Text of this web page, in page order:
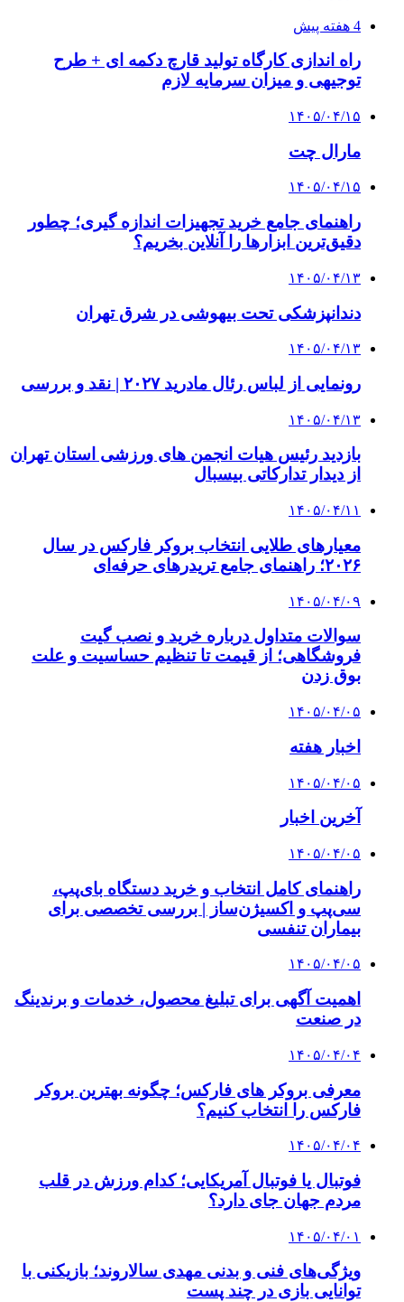
4 هفته پیش
راه اندازی کارگاه تولید قارچ دکمه ای + طرح
توجیهی و میزان سرمایه لازم
۱۴۰۵/۰۴/۱۵
مارال چت
۱۴۰۵/۰۴/۱۵
راهنمای جامع خرید تجهیزات اندازه گیری؛ چطور
دقیق‌ترین ابزارها را آنلاین بخریم؟
۱۴۰۵/۰۴/۱۳
دندانپزشکی تحت بیهوشی در شرق تهران
۱۴۰۵/۰۴/۱۳
رونمایی از لباس رئال مادرید ۲۰۲۷ | نقد و بررسی
۱۴۰۵/۰۴/۱۳
بازدید رئیس هیات انجمن های ورزشی استان تهران
از دیدار تدارکاتی بیسبال
۱۴۰۵/۰۴/۱۱
معیارهای طلایی انتخاب بروکر فارکس در سال
۲۰۲۶؛ راهنمای جامع تریدرهای حرفه‌ای
۱۴۰۵/۰۴/۰۹
سوالات متداول درباره خرید و نصب گیت
فروشگاهی؛ از قیمت تا تنظیم حساسیت و علت
بوق زدن
۱۴۰۵/۰۴/۰۵
اخبار هفته
۱۴۰۵/۰۴/۰۵
آخرین اخبار
۱۴۰۵/۰۴/۰۵
راهنمای کامل انتخاب و خرید دستگاه بای‌پپ،
سی‌پپ و اکسیژن‌ساز | بررسی تخصصی برای
بیماران تنفسی
۱۴۰۵/۰۴/۰۵
اهمیت آگهی برای تبلیغ محصول، خدمات و برندینگ
در صنعت
۱۴۰۵/۰۴/۰۴
معرفی بروکر های فارکس؛ چگونه بهترین بروکر
فارکس را انتخاب کنیم؟
۱۴۰۵/۰۴/۰۴
فوتبال یا فوتبال آمریکایی؛ کدام ورزش در قلب
مردم جهان جای دارد؟
۱۴۰۵/۰۴/۰۱
ویژگی‌های فنی و بدنی مهدی سالاروند؛ بازیکنی با
توانایی بازی در چند پست